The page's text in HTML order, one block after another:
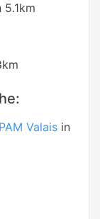
5.1km
Valais in